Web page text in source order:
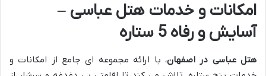
امکانات و خدمات هتل عباسی –
آسایش و رفاه 5 ستاره
هتل عباسی در اصفهان، با ارائه مجموعه ای جامع از امکانات و